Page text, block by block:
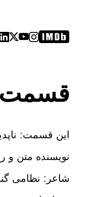
قسمت ۶۵ - فصل ۲: هفت پیکر| ناپدید شدن نعمان
این قسمت:
نویسنده متن و
شاعر: نظامی